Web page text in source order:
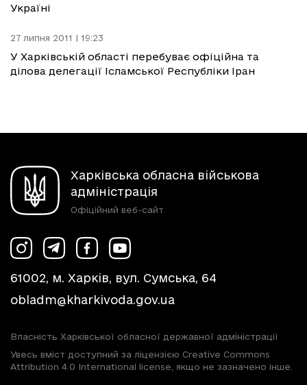
Україні
27 липня 2011 | 19:23
У Харківській області перебуває офіційна та
ділова делегації Ісламської Республіки Іран
Харківська обласна військова
адміністрація
Офіційний веб-сайт
61002, м. Харків, вул. Сумська, 64
obladm@kharkivoda.gov.ua
Власність Харківської обласної державної адміністрації
Увесь вміст доступний за ліцензією Creative Commons
Attribution 4.0 International license, якщо не зазначено інше.